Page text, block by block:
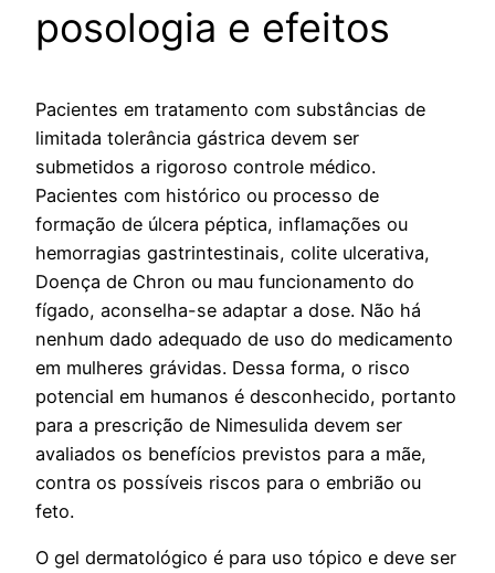
posologia e efeitos
Pacientes em tratamento com substâncias de
limitada tolerância gástrica devem ser
submetidos a rigoroso controle médico.
Pacientes com histórico ou processo de
formação de úlcera péptica, inflamações ou
hemorragias gastrintestinais, colite ulcerativa,
Doença de Chron ou mau funcionamento do
fígado, aconselha-se adaptar a dose. Não há
nenhum dado adequado de uso do medicamento
em mulheres grávidas. Dessa forma, o risco
potencial em humanos é desconhecido, portanto
para a prescrição de Nimesulida devem ser
avaliados os benefícios previstos para a mãe,
contra os possíveis riscos para o embrião ou
feto.
O gel dermatológico é para uso tópico e deve ser